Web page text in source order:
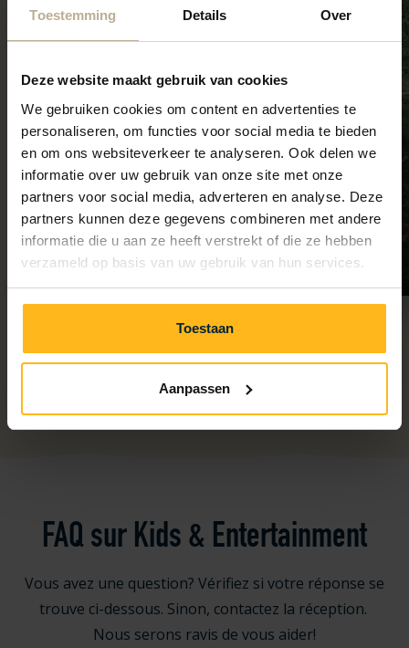
Toestemming Details Over
Deze website maakt gebruik van cookies
We gebruiken cookies om content en advertenties te
personaliseren, om functies voor social media te bieden
en om ons websiteverkeer te analyseren. Ook delen we
informatie over uw gebruik van onze site met onze
partners voor social media, adverteren en analyse. Deze
partners kunnen deze gegevens combineren met andere
informatie die u aan ze heeft verstrekt of die ze hebben
verzameld op basis van uw gebruik van hun services.
Toestaan
Aanpassen
Jouer dehors
PrécédentSuivant
FAQ sur Kids & Entertainment
Vous avez une question? Vérifiez si votre réponse se
trouve ci-dessous. Sinon, contactez la réception.
Nous serons ravis de vous aider!